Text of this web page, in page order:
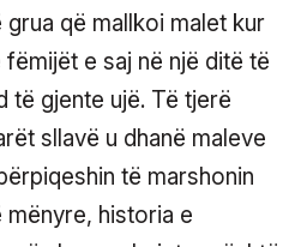
grua që mallkoi malet kur
e saj në një ditë të
të gjente ujë. Të tjerë
sllavë u dhanë maleve
të marshonin
historia e